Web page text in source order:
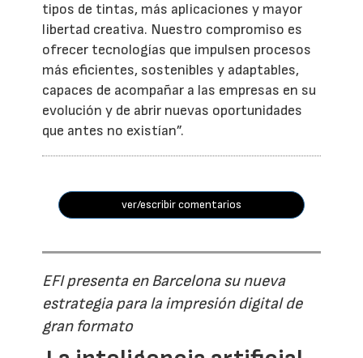
tipos de tintas, más aplicaciones y mayor
libertad creativa. Nuestro compromiso es
ofrecer tecnologías que impulsen procesos
más eficientes, sostenibles y adaptables,
capaces de acompañar a las empresas en su
evolución y de abrir nuevas oportunidades
que antes no existían”.
ver/escribir comentarios
EFI presenta en Barcelona su nueva
estrategia para la impresión digital de
gran formato